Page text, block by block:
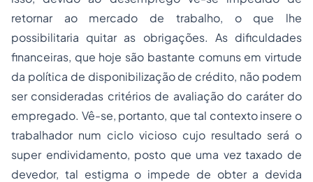
retornar ao mercado de trabalho, o que lhe
possibilitaria quitar as obrigações. As dificuldades
financeiras, que hoje são bastante comuns em virtude
da política de disponibilização de crédito, não podem
ser consideradas critérios de avaliação do caráter do
empregado. Vê-se, portanto, que tal contexto insere o
trabalhador num ciclo vicioso cujo resultado será o
super endividamento, posto que uma vez taxado de
devedor, tal estigma o impede de obter a devida